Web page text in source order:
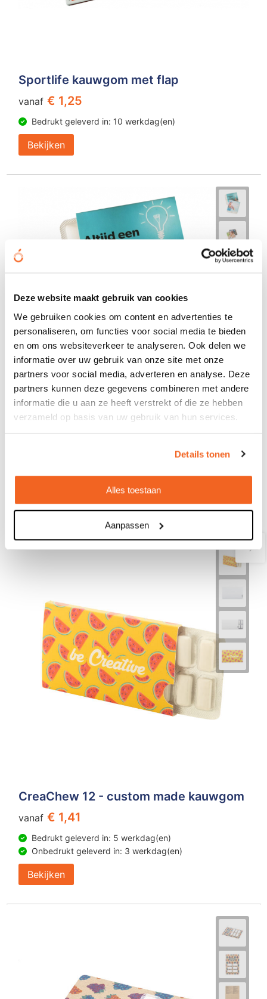
Deze website maakt gebruik van cookies
We gebruiken cookies om content en advertenties te
personaliseren, om functies voor social media te bieden
en om ons websiteverkeer te analyseren. Ook delen we
informatie over uw gebruik van onze site met onze
partners voor social media, adverteren en analyse. Deze
partners kunnen deze gegevens combineren met andere
informatie die u aan ze heeft verstrekt of die ze hebben
verzameld op basis van uw gebruik van hun services.
Details tonen
Alles toestaan
Aanpassen
Sportlife kauwgom met flap
vanaf € 1,25
Bedrukt geleverd in: 10 werkdag(en)
Bekijken
Bedrukt geleverd in: 10 werkdag(en)
Bekijken
CreaChew 12 - custom made kauwgom
vanaf € 1,41
Bedrukt geleverd in: 5 werkdag(en)
Onbedrukt geleverd in: 3 werkdag(en)
Bekijken